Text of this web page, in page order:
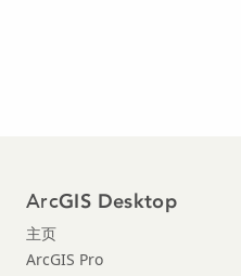
ArcGIS Desktop
主页
ArcGIS Pro